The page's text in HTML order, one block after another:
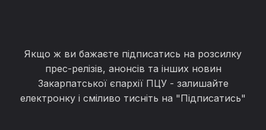
Якщо ж ви бажаєте підписатись на розсилку
прес-релізів, анонсів та інших новин
Закарпатської єпархії ПЦУ - залишайте
електронку і сміливо тисніть на "Підписатись"